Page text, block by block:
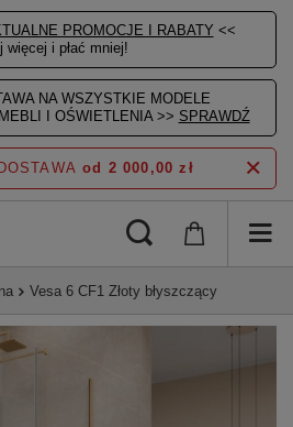
PROMOCJE I RABATY <<
więcej i płać mniej!
NA WSZYSTKIE MODELE
I OŚWIETLENIA >> SPRAWDŹ
od 2 000,00 zł
Vesa 6 CF1 Złoty błyszczący